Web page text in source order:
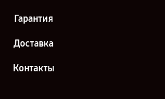
Гарантия
Доставка
Контакты